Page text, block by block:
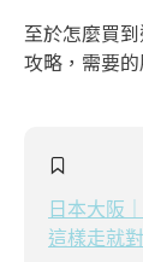
至於怎麼買
攻略，需要
日本大阪
這樣走就